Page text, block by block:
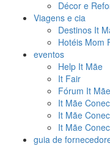
Décor e
Viagens e cia
Destinos It
Hotéis Mom
eventos
Help It Mãe
It Fair
Fórum It
It Mãe
It Mãe
It Mãe
guia de